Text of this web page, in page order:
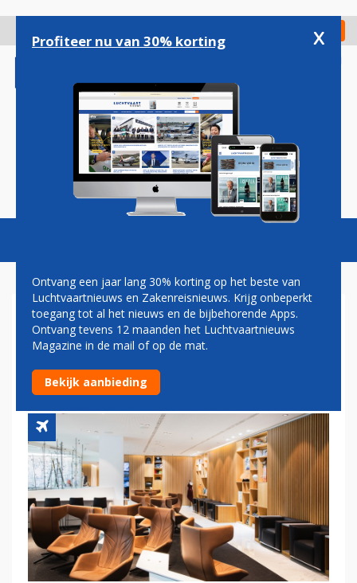
gaan
Check in
Magazine Podcasts Vacatures
ARAMARK DOET VOORTAAN
CATERING IN LOUNGES
BRUSSELS AIRLINES
Profiteer nu van 30% korting x
Ontvang een jaar lang 30% korting op het beste van
Luchtvaartnieuws en Zakenreisnieuws. Krijg onbeperkt
toegang tot al het nieuws en de bijbehorende Apps.
Ontvang tevens 12 maanden het Luchtvaartnieuws
Magazine in de mail of op de mat.
Bekijk aanbieding